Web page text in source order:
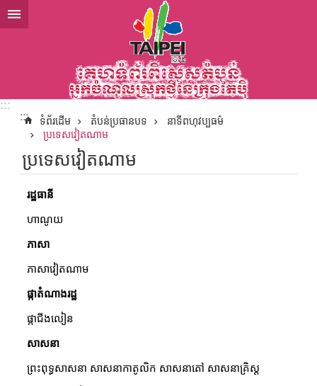
ទៅកាន់មាតិកាប្លុកមាតិកាសំខាន់
:::
:::
ទំព័រដើម តំបន់ប្រធានបទ
នាទីពហុវប្បធម៌
ប្រទេសវៀតណាម
ប្រទេសវៀតណាម
រដ្ឋធានី
ហាណូយ
ភាសា
ភាសាវៀតណាម
ផ្កាតំណាងរដ្ឋ
ផ្កាជីងលៀន
សាសនា
ព្រះពុទ្ធសាសនា សាសនាកាតូលិក សាសនាតៅ សាសនាគ្រិស្ត